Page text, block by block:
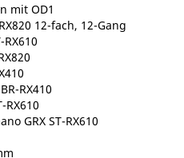
mit OD1
12-fach, 12-Gang
RX610
RX410
RX610
GRX ST-RX610